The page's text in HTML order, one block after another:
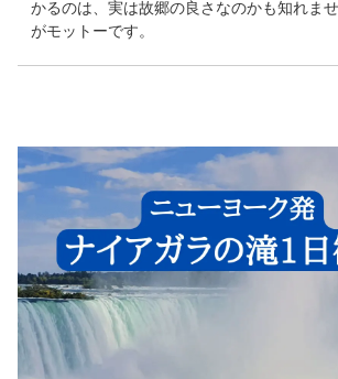
かるのは、実は故郷の良さなのかも知れま
がモットーです。